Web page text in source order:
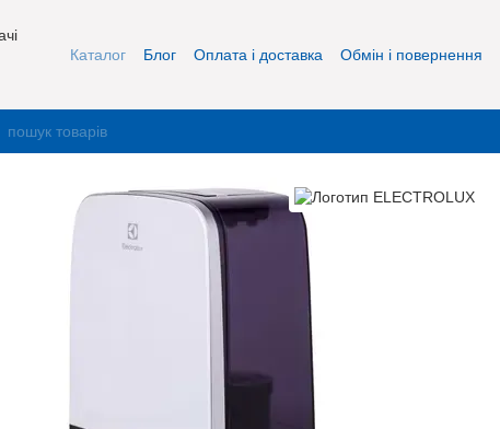
Каталог Блог Оплата і доставка Обмін і повернення